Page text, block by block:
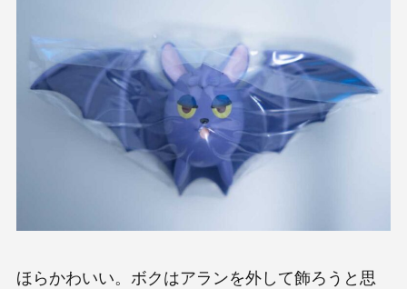
ほらかわいい。ボクはアランを外して飾ろうと思